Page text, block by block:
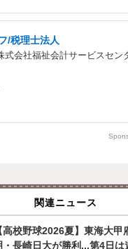
/税理士法人
式会社福祉会計サービスセン
関連ニュース
高校野球2026夏】東海大
・長崎日大が勝利...第4日